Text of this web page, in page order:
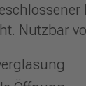
Nutzbar